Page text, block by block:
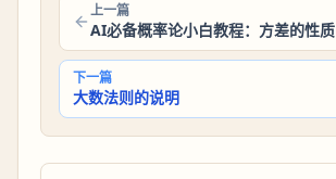
上一篇
AI必备概率论小白教程：方差的性质
下一篇
大数法则的说明